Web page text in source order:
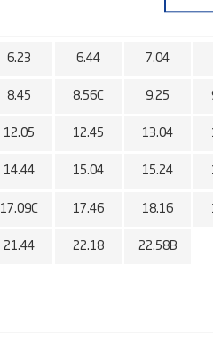
6.23 6.44 7.04
8.45 8.56C 9.25
12.05 12.45 13.04
14.44 15.04 15.24
17.09C 17.46 18.16
21.44 22.18 22.58B